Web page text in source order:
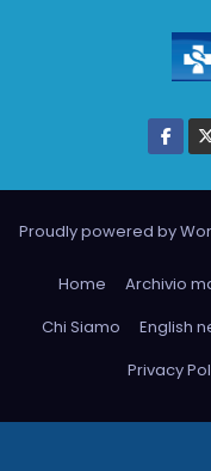
Proudly powered by
Home Archivio
Chi Siamo
English
Privacy